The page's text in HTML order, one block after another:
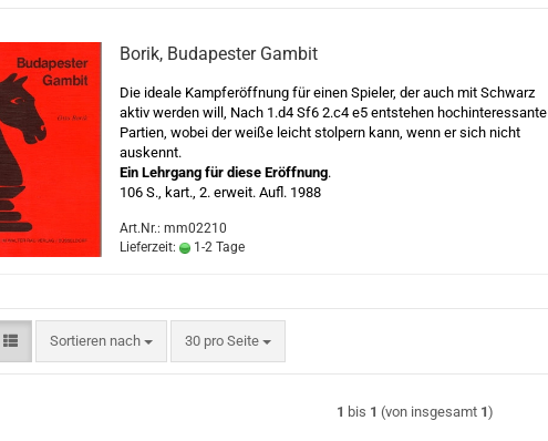
Borik, Budapester Gambit
Die ideale Kampferöffnung für einen Spieler, der auch mit Schwarz
aktiv werden will, Nach 1.d4 Sf6 2.c4 e5 entstehen hochinteressante
Partien, wobei der weiße leicht stolpern kann, wenn er sich nicht
auskennt.
Ein Lehrgang für diese Eröffnung.
106 S., kart., 2. erweit. Aufl. 1988
Art.Nr.: mm02210
Lieferzeit:
1-2 Tage
Sortieren nach
Sortieren nach 30 pro Seite
pro Seite
1 bis 1 (von insgesamt 1)